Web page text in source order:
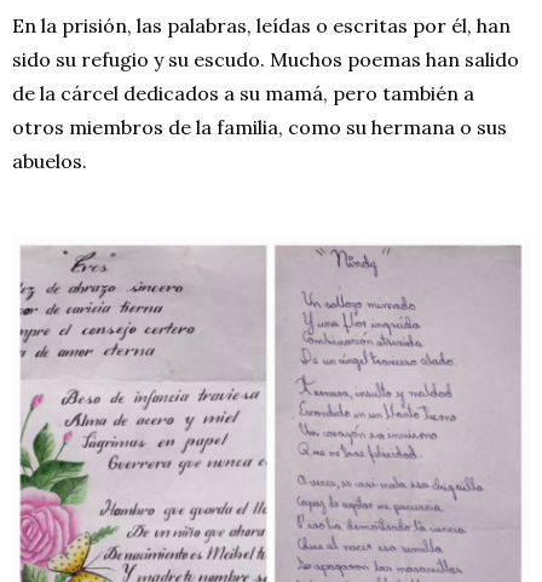
En la prisión, las palabras, leídas o escritas por él, han
sido su refugio y su escudo. Muchos poemas han salido
de la cárcel dedicados a su mamá, pero también a
otros miembros de la familia, como su hermana o sus
abuelos.